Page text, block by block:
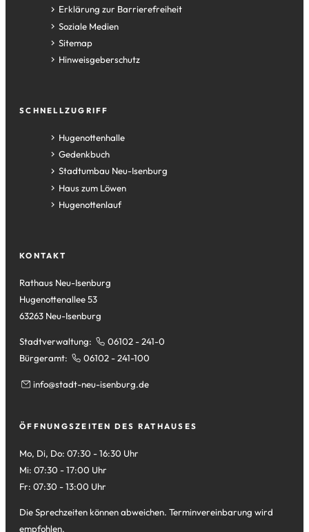
Erklärung zur Barrierefreiheit
Soziale Medien
Sitemap
Hinweisgeberschutz
SCHNELLZUGRIFF
Hugenottenhalle
(Öffnet
in
einem
neuen
Tab)
Gedenkbuch
(Öffnet
in
einem
neuen
Stadtumbau Neu-Isenburg
(Öffnet
in
einem
Haus zum Löwen
(Öffnet
in
Tab)
Hugenottenlauf
(Öffnet
neuen
KONTAKT
Rathaus Neu-Isenburg
Hugenottenallee 53
63263 Neu-Isenburg
Stadtverwaltung:
06102 - 241-0
Bürgeramt:
06102 - 241-100
info stadt-neu-isenburg de
ÖFFNUNGSZEITEN DES RATHAUSES
Mo, Di, Do: 07:30 - 16:30 Uhr
Mi: 07:30 - 17:00 Uhr
Fr: 07:30 - 13:00 Uhr
Die Sprechzeiten können abweichen. Terminvereinbarung wird
empfohlen.